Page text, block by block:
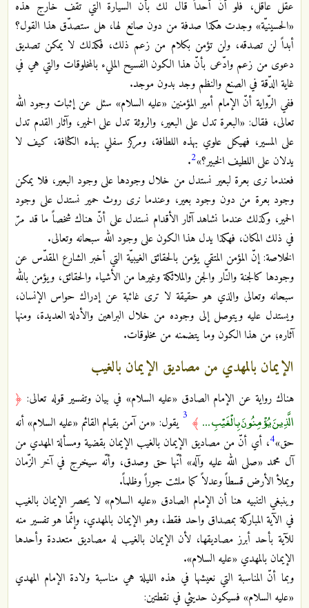
عقل عاقل، فلو أنّ أحداً قال لك بأن السيارة التي تقف خارج هذه
«الحسينيّة» وجدت هكذا صدفة من دون صانع لها، هل ستصدّق هذا القول؟
أبداً لن تصدقه، ولن تؤمن بكلام من زعم ذلك، فكذلك لا يمكن تصديق
دعوى من زعم وادّعى بأنّ هذا الكون الفسيح المليء بالمخلوقات والتي هي في
غاية الدّقة في الصنع والنظم وجد بدون موجد.
ففي الرّواية أنّ الإمام أمير المؤمنين «عليه السلام» سئل عن إثبات وجود الله
تعالى، فقال: «البعرة تدل على البعير، والروثة تدل على الحمير، وآثار القدم تدل
على المسير، فهيكل علوي بهذه اللطافة، ومركز سفلي بهذه الكثافة، كيف لا
يدلان على اللطيف الخبير؟»2
.
فعندما نرى بعرة لبعير نستدل من خلال وجودها على وجود البعير، فلا يمكن
وجود بعرة من دون وجود بعير، وعندما نرى روث حمير نستدل على وجود
الحمير، وكذلك عندما نشاهد آثار الأقدام نستدل على أنّ هناك شخصاً ما قد مرّ
في ذلك المكان، فهكذا يدل هذا الكون على وجود الله سبحانه وتعالى.
الخلاصة: إنّ المؤمن المتقي يؤمن بالحقائق الغيبيّة التي أخبر الشارع المقدّس عن
وجودها كالجنة والنّار والجن والملائكة وغيرها من الأشياء والحقائق، ويؤمن بالله
سبحانه وتعالى والذي هو حقيقة لا ترى غائبة عن إدراك حواس الإنسان،
ويستدل عليه ويتوصل إلى وجوده من خلال البراهين والأدلة العديدة، ومنها
آثاره؛ من هذا الكون وما يتضمنه من مخلوقات.
الإيمان بالمهدي من مصاديق الإيمان بالغيب
هناك رواية عن الإمام الصادق «عليه السلام» في بيان وتفسير قوله تعالى: ﴿
الَّذِينَ يُؤْمِنُونَ بِالْغَيْبِ ... ﴾ 3 يقول: «من آمن بقيام القائم «عليه السلام» أنه
حق»4، أي أنّ من مصاديق الإيمان بالغيب الإيمان بقضية ومسألة المهدي من
آل محمد «صلى الله عليه وآله» أنّها حق وصدق، وأنّه سيخرج في آخر الزّمان
ويملأ الأرض قسطاً وعدلاً كما ملئت جوراً وظلماً.
وينبغي التنبيه هنا أن الإمام الصادق «عليه السلام» لا يحصر الإيمان بالغيب
في الآية المباركة بمصداق واحد فقط، وهو الإيمان بالمهدي، وإنّما هو تفسير منه
للآية بأحد أبرز مصاديقها، لأن الإيمان بالغيب له مصاديق متعددة وأحدها
الإيمان بالمهدي «عليه السلام».
وبما أنّ المناسبة التي نعيشها في هذه الليلة هي مناسبة ولادة الإمام المهدي
«عليه السلام» فسيكون حديثي في نقطتين: